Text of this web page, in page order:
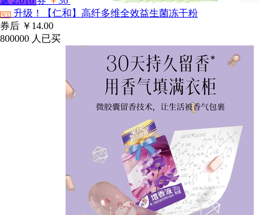
淘宝
升级！【仁和】高纤多维全效益生菌冻干粉
券后 ￥14.00
800000 人已买